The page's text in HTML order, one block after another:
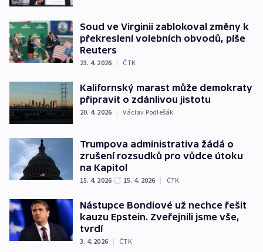
Soud ve Virginii zablokoval změny k
překreslení volebních obvodů, píše
Reuters
23. 4. 2026 | ČTK
Kalifornský marast může demokraty
připravit o zdánlivou jistotu
20. 4. 2026 | Václav Podlešák
Trumpova administrativa žádá o
zrušení rozsudků pro vůdce útoku
na Kapitol
15. 4. 2026 15. 4. 2026 | ČTK
Nástupce Bondiové už nechce řešit
kauzu Epstein. Zveřejnili jsme vše,
tvrdí
3. 4. 2026 | ČTK